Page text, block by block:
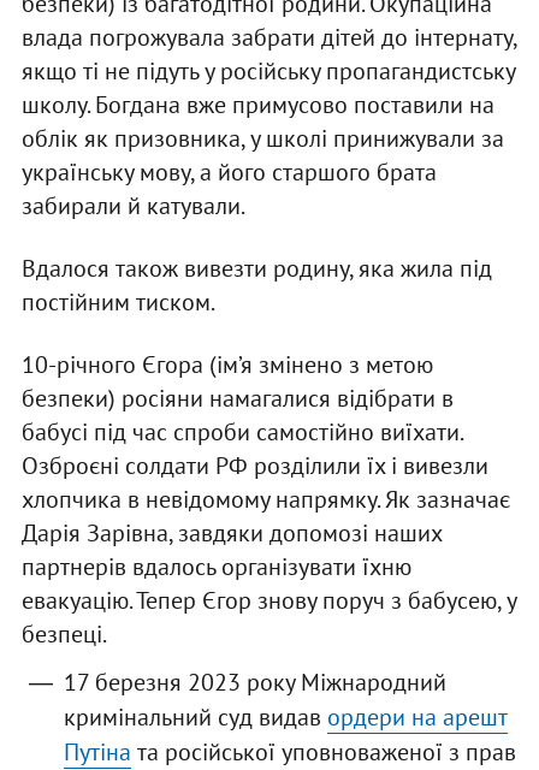
влада погрожувала забрати дітей до інтернату,
якщо ті не підуть у російську пропагандистську
школу. Богдана вже примусово поставили на
облік як призовника, у школі принижували за
українську мову, а його старшого брата
забирали й катували.
Вдалося також вивезти родину, яка жила під
постійним тиском.
10-річного Єгора (ім’я змінено з метою
безпеки) росіяни намагалися відібрати в
бабусі під час спроби самостійно виїхати.
Озброєні солдати РФ розділили їх і вивезли
хлопчика в невідомому напрямку. Як зазначає
Дарія Зарівна, завдяки допомозі наших
партнерів вдалось організувати їхню
евакуацію. Тепер Єгор знову поруч з бабусею, у
безпеці.
17 березня 2023 року Міжнародний
кримінальний суд видав ордери на арешт
Путіна та російської уповноваженої з прав